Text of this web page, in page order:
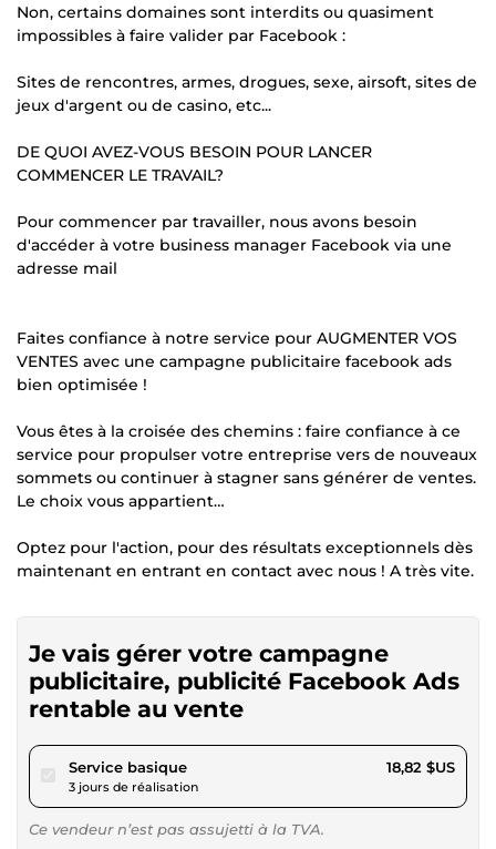
Non, certains domaines sont interdits ou quasiment
impossibles à faire valider par Facebook :
Sites de rencontres, armes, drogues, sexe, airsoft, sites de
jeux d'argent ou de casino, etc...
DE QUOI AVEZ-VOUS BESOIN POUR LANCER
COMMENCER LE TRAVAIL?
Pour commencer par travailler, nous avons besoin
d'accéder à votre business manager Facebook via une
adresse mail
Faites confiance à notre service pour AUGMENTER VOS
VENTES avec une campagne publicitaire facebook ads
bien optimisée !
Vous êtes à la croisée des chemins : faire confiance à ce
service pour propulser votre entreprise vers de nouveaux
sommets ou continuer à stagner sans générer de ventes.
Le choix vous appartient…
Optez pour l'action, pour des résultats exceptionnels dès
maintenant en entrant en contact avec nous ! A très vite.
Je vais gérer votre campagne
publicitaire, publicité Facebook Ads
rentable au vente
Service basiquepour 17,34 $US
3 jours de réalisation
18,82 $US
Ce vendeur n’est pas assujetti à la TVA.